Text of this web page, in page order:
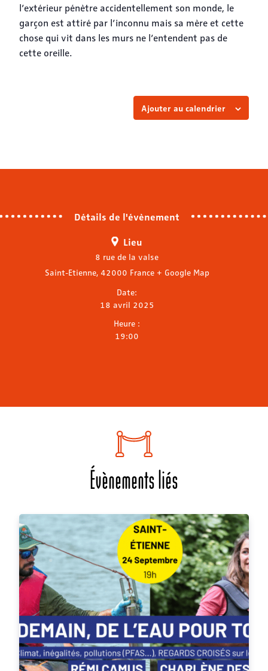
l’extérieur pénètre accidentellement son monde, le
garçon est attiré par l’inconnu mais sa mère et cette
chose qui vit dans les murs ne l’entendent pas de
cette oreille.
Ajouter au calendrier
Détails de l'évènement
Lieu
8 rue de la valse
Saint-Etienne, 42000 France + Google Map
Date:
18 avril 2025
Heure :
19:00
Évènements liés